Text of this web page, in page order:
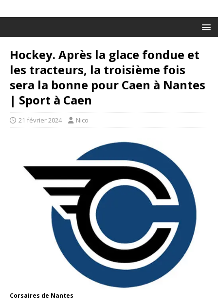
Hockey. Après la glace fondue et
les tracteurs, la troisième fois
sera la bonne pour Caen à Nantes
| Sport à Caen
21 février 2024 Nico
Corsaires de Nantes